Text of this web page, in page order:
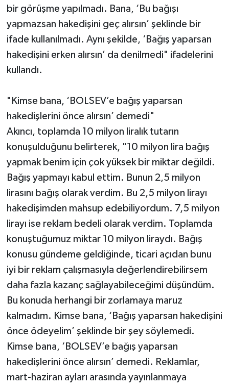
bir görüşme yapılmadı. Bana, ‘Bu bağışı
yapmazsan hakedişini geç alırsın’ şeklinde bir
ifade kullanılmadı. Aynı şekilde, ‘Bağış yaparsan
hakedişini erken alırsın’ da denilmedi" ifadelerini
kullandı.
"Kimse bana, ‘BOLSEV’e bağış yaparsan
hakedişlerini önce alırsın’ demedi"
Akıncı, toplamda 10 milyon liralık tutarın
konuşulduğunu belirterek, "10 milyon lira bağış
yapmak benim için çok yüksek bir miktar değildi.
Bağış yapmayı kabul ettim. Bunun 2,5 milyon
lirasını bağış olarak verdim. Bu 2,5 milyon lirayı
hakedişimden mahsup edebiliyordum. 7,5 milyon
lirayı ise reklam bedeli olarak verdim. Toplamda
konuştuğumuz miktar 10 milyon liraydı. Bağış
konusu gündeme geldiğinde, ticari açıdan bunu
iyi bir reklam çalışmasıyla değerlendirebilirsem
daha fazla kazanç sağlayabileceğimi düşündüm.
Bu konuda herhangi bir zorlamaya maruz
kalmadım. Kimse bana, ‘Bağış yaparsan hakedişini
önce ödeyelim’ şeklinde bir şey söylemedi.
Kimse bana, ‘BOLSEV’e bağış yaparsan
hakedişlerini önce alırsın’ demedi. Reklamlar,
mart-haziran ayları arasında yayınlanmaya